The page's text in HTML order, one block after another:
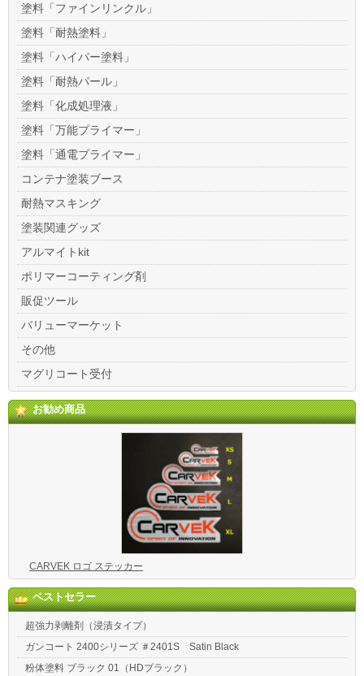
塗料「ファインリンクル」
塗料「耐熱塗料」
塗料「ハイパー塗料」
塗料「耐熱パール」
塗料「化成処理液」
塗料「万能プライマー」
塗料「通電プライマー」
コンテナ塗装ブース
耐熱マスキング
塗装関連グッズ
アルマイトkit
ポリマーコーティング剤
販促ツール
バリューマーケット
その他
マグリコート受付
お勧め商品
CARVEK ロゴ ステッカー
ベストセラー
超強力剥離剤（浸漬タイプ）
ガンコート 2400シリーズ ＃2401S Satin Black
粉体塗料 ブラック 01（HDブラック）